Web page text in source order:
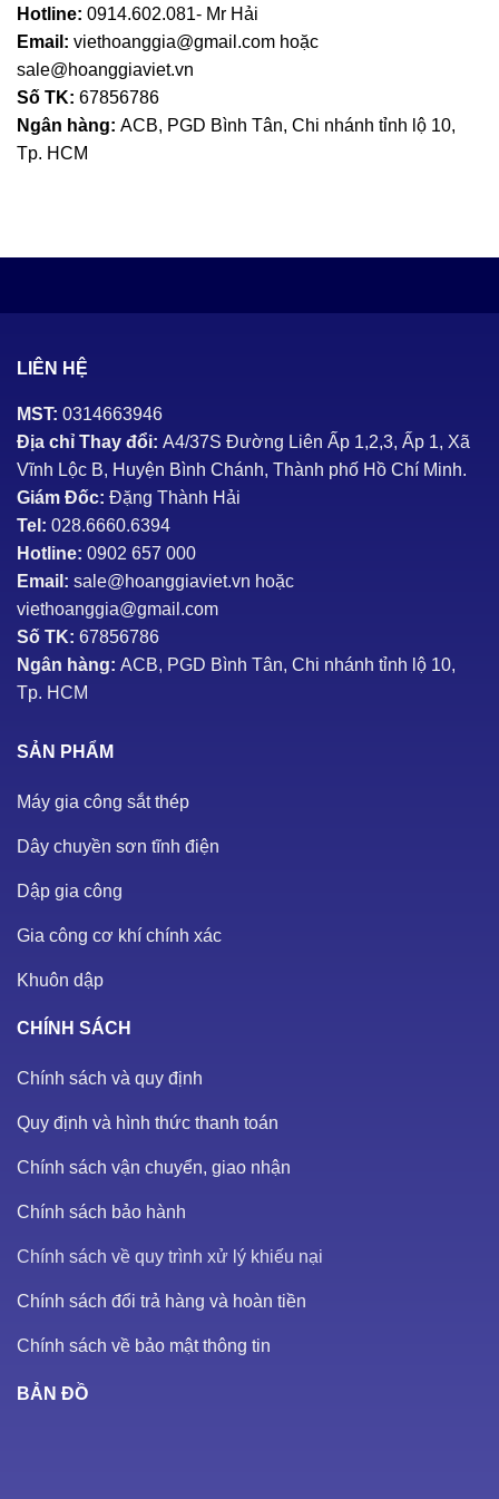
Hotline: 0914.602.081- Mr Hải
Email: viethoanggia@gmail.com hoặc
sale@hoanggiaviet.vn
Số TK: 67856786
Ngân hàng: ACB, PGD Bình Tân, Chi nhánh tỉnh lộ 10,
Tp. HCM
LIÊN HỆ
MST: 0314663946
Địa chỉ Thay đổi: A4/37S Đường Liên Ấp 1,2,3, Ấp 1, Xã
Vĩnh Lộc B, Huyện Bình Chánh, Thành phố Hồ Chí Minh.
Giám Đốc: Đặng Thành Hải
Tel: 028.6660.6394
Hotline: 0902 657 000
Email: sale@hoanggiaviet.vn hoặc
viethoanggia@gmail.com
Số TK: 67856786
Ngân hàng: ACB, PGD Bình Tân, Chi nhánh tỉnh lộ 10,
Tp. HCM
SẢN PHẨM
Máy gia công sắt thép
Dây chuyền sơn tĩnh điện
Dập gia công
Gia công cơ khí chính xác
Khuôn dập
CHÍNH SÁCH
Chính sách và quy định
Quy định và hình thức thanh toán
Chính sách vận chuyển, giao nhận
Chính sách bảo hành
Chính sách về quy trình xử lý khiếu nại
Chính sách đổi trả hàng và hoàn tiền
Chính sách về bảo mật thông tin
BẢN ĐỒ